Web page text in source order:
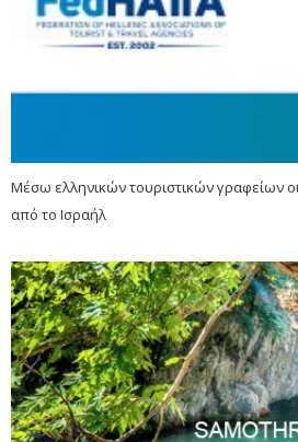
Μέσω ελληνικών τουριστικών γραφείων
από το Ισραήλ